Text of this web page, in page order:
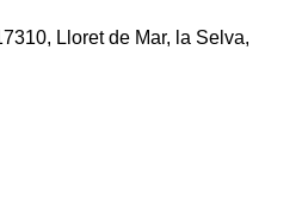
Lloret de Mar, la Selva,